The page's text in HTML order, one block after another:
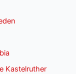
Kastelruther